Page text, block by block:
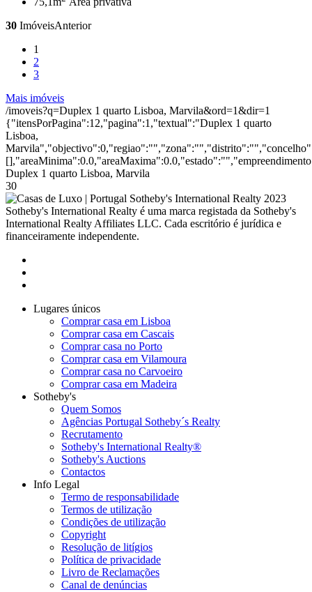
30 ImóveisAnterior
1
2
3
Mais imóveis
/imoveis?q=Duplex 1 quarto Lisboa, Marvila&ord=1&dir=1
{"itensPorPagina":12,"pagina":1,"textual":"Duplex 1 quarto
Lisboa,
Duplex 1 quarto Lisboa, Marvila
30
2023
Sotheby's International Realty é uma marca registada da Sotheby's
International Realty Affiliates LLC. Cada escritório é jurídica e
financeiramente independente.
Lugares únicos
Comprar casa em Lisboa
Comprar casa em Cascais
Comprar casa no Porto
Comprar casa em Vilamoura
Comprar casa no Carvoeiro
Comprar casa em Madeira
Sotheby's
Quem Somos
Agências Portugal Sotheby´s Realty
Recrutamento
Sotheby's International Realty®
Sotheby's Auctions
Contactos
Info Legal
Termo de responsabilidade
Termos de utilização
Condições de utilização
Copyright
Resolução de litígios
Política de privacidade
Livro de Reclamações
Canal de denúncias